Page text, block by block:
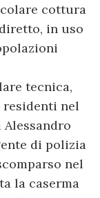
cottura
in uso
tecnica,
nel
di polizia
nel
la caserma